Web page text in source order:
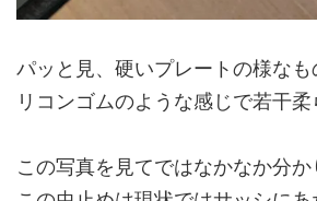
パッと見、硬いプレートの様な
リコンゴムのような感じで若干
この写真を見てではなかなか分か